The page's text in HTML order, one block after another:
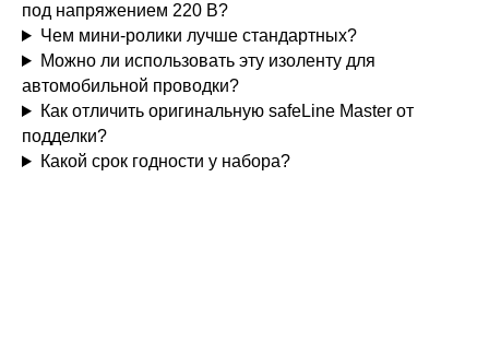
под напряжением 220 В?
Чем мини-ролики лучше стандартных?
Можно ли использовать эту изоленту для
автомобильной проводки?
Как отличить оригинальную safeLine Master от
подделки?
Какой срок годности у набора?